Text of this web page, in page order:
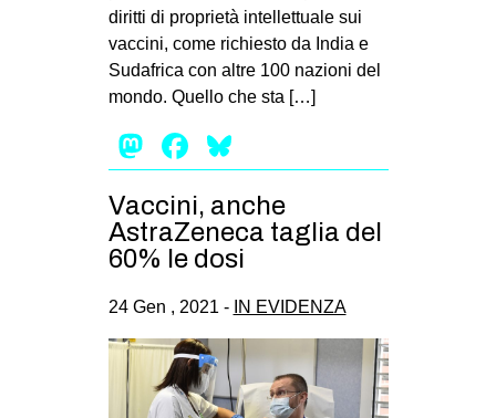
AMBIENTE
ANTIFASCISMO
DIRITTO ALL’ABITARE
GENERI
MIGRAZIONI
PRECARIATO
REPRESSIONE
ARTE
CINEMA
diritti di proprietà intellettuale sui
vaccini, come richiesto da India e
Sudafrica con altre 100 nazioni del
mondo. Quello che sta […]
Mastodon
Facebook
Vaccini, anche
AstraZeneca taglia del
60% le dosi
24 Gen , 2021 - IN EVIDENZA